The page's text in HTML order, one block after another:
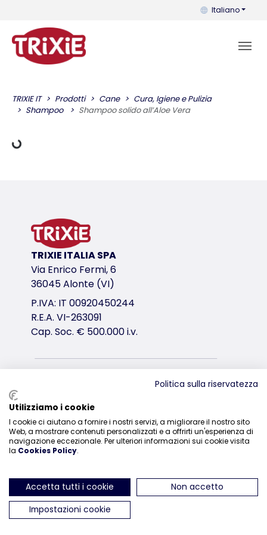
Puoi cambiare
Italiano
TRIXIE IT Prodotti Cane
Cura, Igiene e Pulizia
Shampoo
Shampoo solido all’Aloe Vera
Dati di carico
TRIXIE ITALIA SPA
Via Enrico Fermi, 6
36045 Alonte (VI)
P.IVA: IT 00920450244
R.E.A. VI-263091
Cap. Soc. € 500.000 i.v.
0444-835329
ci trovi su Instagram
ci trovi su Facebook
ci trovi su YouTube
ci trovi suci trovi su
Politica sulla riservatezza
Utilizziamo i cookie
I cookie ci aiutano a fornire i nostri servizi, a migliorare il nostro sito
Web, a mostrare contenuti personalizzati e a offrirti un'esperienza di
navigazione eccezionale. Per ulteriori informazioni sui cookie visita
la Cookies Policy.
Accetta tutti i cookie
Non accetto
Impostazioni cookie